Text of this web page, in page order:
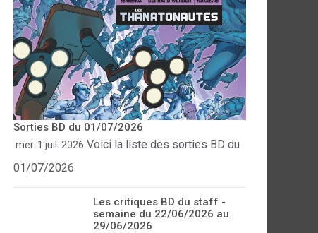
Sorties BD du 01/07/2026
mer. 1 juil. 2026 Voici la liste des sorties BD du
01/07/2026
Les critiques BD du staff -
semaine du 22/06/2026 au
29/06/2026